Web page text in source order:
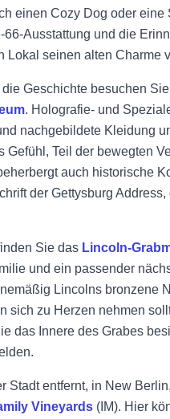
einen Cozy Dog oder
Ausstattung und die
Lokal seinen alten Charme
Geschichte besuchen
. Holografie- und
nachgebildete Kleidung
Gefühl, Teil der bewegten
auch historische
der Gettysburg
Sie das Lincoln-
und ein passender
Lincolns bronzene
sich zu Herzen nehmen
das Innere des Grabes
Stadt entfernt, in New
Vineyards (IM). Hier